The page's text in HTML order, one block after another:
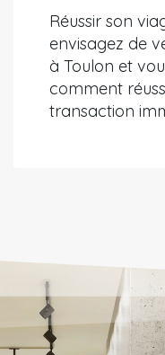
Réussir son
envisagez de
à Toulon et
comment
transaction